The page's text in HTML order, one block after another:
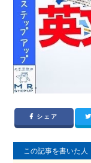
シェア
この記事を書いた人